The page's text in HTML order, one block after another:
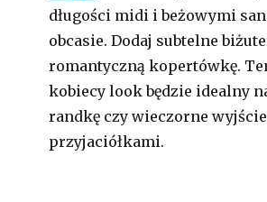
długości midi i beżowymi
obcasie. Dodaj subtelne
romantyczną kopertówkę.
kobiecy look będzie idealny
randkę czy wieczorne
przyjaciółkami.